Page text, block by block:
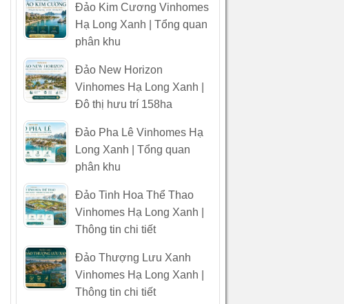
Đảo Kim Cương Vinhomes
Hạ Long Xanh | Tổng quan
phân khu
Đảo New Horizon
Vinhomes Hạ Long Xanh |
Đô thị hưu trí 158ha
Đảo Pha Lê Vinhomes Hạ
Long Xanh | Tổng quan
phân khu
Đảo Tinh Hoa Thể Thao
Vinhomes Hạ Long Xanh |
Thông tin chi tiết
Đảo Thượng Lưu Xanh
Vinhomes Hạ Long Xanh |
Thông tin chi tiết